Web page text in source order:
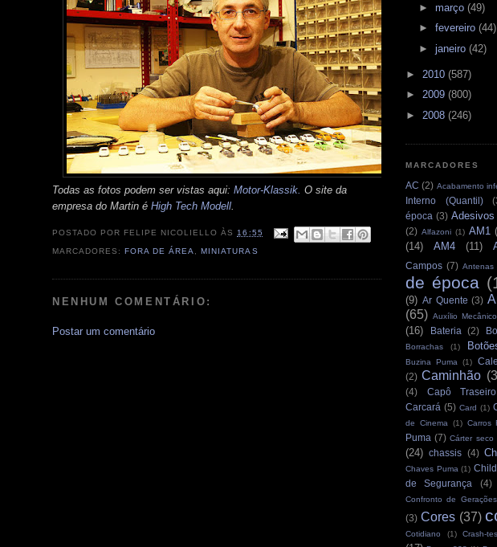
Todas as fotos podem ser vistas aqui: Motor-Klassik. O site da
empresa do Martin é High Tech Modell
POSTADO POR FELIPE NICOLIELLO ÀS16:55
MARCADORES:FORA DE ÁREA ,MINIATURAS
NENHUM COMENTÁRIO:
Postar um comentário
► março (49)
► fevereiro (44)
► janeiro (42)
► 2010 (587)
► 2009 (800)
► 2008 (246)
MARCADORES
AC (2) Acabamento
Interno (Quantil)
época (3) Adesivos
(2) Alfazoni (1) AM1
(14)
AM4 (11)
Campos (7) Antenas
de época
(9) Ar Quente (3)
(65) Auxílio Mecânico
(16)
Bateria (2)
Borrachas (1)
Buzina Puma (1)
(2) Caminhão
(4)
Capô Traseiro
Carcará (5) Card (1)
de Cinema
(1) Carros
Puma (7) Cárter seco
(24) chassis (4)
Chaves Puma (1)
de Segurança
(4)
Confronto de Gerações
(3) Cores (37)
Cotidiano (1) Crash-